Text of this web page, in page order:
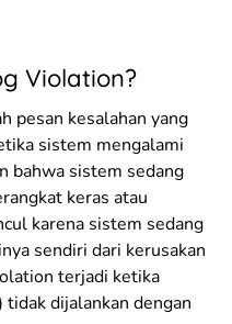
Violation?
pesan kesalahan yang
sistem mengalami
bahwa sistem sedang
keras atau
karena sistem sedang
sendiri dari kerusakan
terjadi ketika
dijalankan dengan